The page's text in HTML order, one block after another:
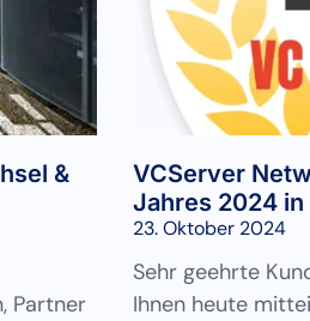
&
Partner
VCServer
Jahres 2024
23. Oktober 2024
Sehr geehrte
Ihnen heute